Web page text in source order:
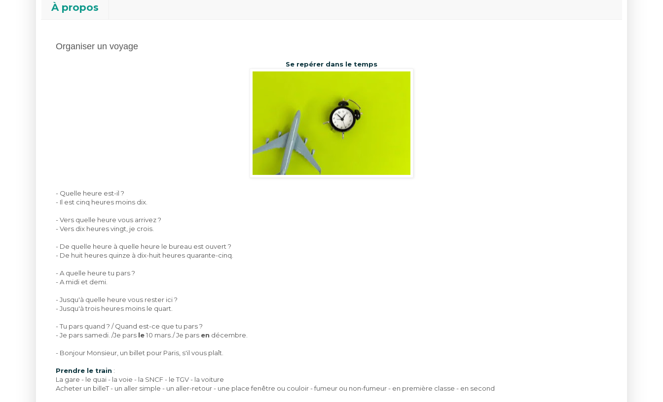
À propos
Organiser un voyage
Se repérer dans le temps
- Quelle heure est-il ?
- Il est cinq heures moins dix.
- Vers quelle heure vous arrivez ?
- Vers dix heures vingt, je crois.
- De quelle heure à quelle heure le bureau est ouvert ?
- De huit heures quinze à dix-huit heures quarante-cinq.
- A quelle heure tu pars ?
- A midi et demi.
- Jusqu'à quelle heure vous rester ici ?
- Jusqu'à trois heures moins le quart.
- Tu pars quand ? / Quand est-ce que tu pars ?
- Je pars samedi. /Je pars le10 mars./ Je pars en décembre.
- Bonjour Monsieur, un billet pour Paris, s'il vous plaît.
Prendre le train :
La gare - le quai - la voie - la SNCF - le TGV - la voiture
Acheter un billeT - un aller simple - un aller-retour - une place fenêtre ou couloir - fumeur ou non-fumeur - en première classe - en second